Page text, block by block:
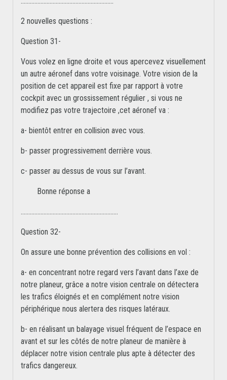
2 nouvelles questions :
Question 31-
Vous volez en ligne droite et vous apercevez visuellement
un autre aéronef dans votre voisinage. Votre vision de la
position de cet appareil est fixe par rapport à votre
cockpit avec un grossissement régulier , si vous ne
modifiez pas votre trajectoire ,cet aéronef va :
a- bientôt entrer en collision avec vous.
b- passer progressivement derrière vous.
c- passer au dessus de vous sur l’avant.
Bonne réponse a
................................................................
Question 32-
On assure une bonne prévention des collisions en vol :
a- en concentrant notre regard vers l’avant dans l’axe de
notre planeur, grâce a notre vision centrale on détectera
les trafics éloignés et en complément notre vision
périphérique nous alertera des risques latéraux.
b- en réalisant un balayage visuel fréquent de l’espace en
avant et sur les côtés de notre planeur de manière à
déplacer notre vision centrale plus apte à détecter des
trafics dangereux.